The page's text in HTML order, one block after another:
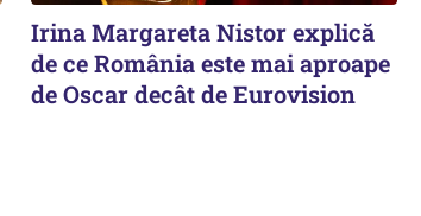
Irina Margareta Nistor explică
de ce România este mai aproape
de Oscar decât de Eurovision